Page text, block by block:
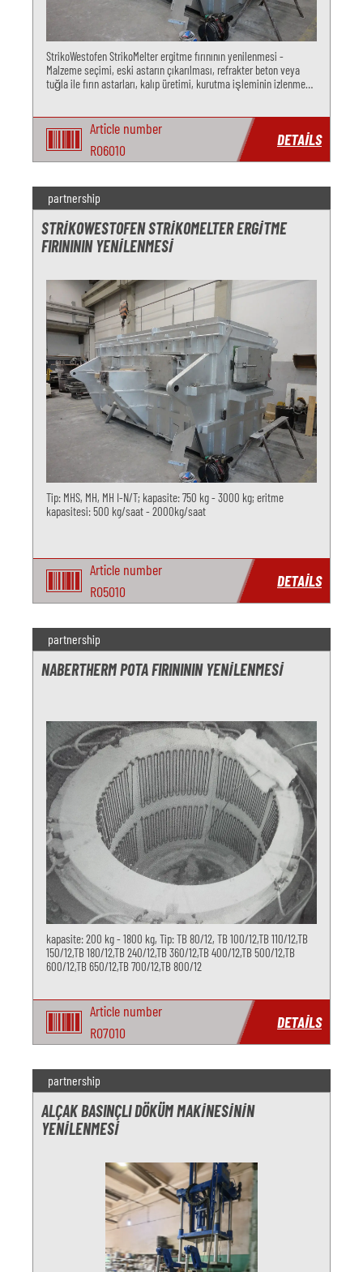
StrikoWestofen StrikoMelter ergitme fırınının yenilenmesi -
Malzeme seçimi, eski astarın çıkarılması, refrakter beton veya
tuğla ile fırın astarları, kalıp üretimi, kurutma işleminin izlenmesi,
Article number
RO6010
DETAILS
partnership
STRIKOWESTOFEN STRIKOMELTER ERGITME
FIRINININ YENILENMESI
Tip: MHS, MH, MH I-N/T; kapasite: 750 kg - 3000 kg; eritme
kapasitesi: 500 kg/saat - 2000kg/saat
Article number
RO5010
DETAILS
partnership
NABERTHERM POTA FIRINININ YENILENMESI
kapasite: 200 kg - 1800 kg, Tip: TB 80/12, TB 100/12,TB 110/12,TB
150/12,TB 180/12,TB 240/12,TB 360/12,TB 400/12,TB 500/12,TB
600/12,TB 650/12,TB 700/12,TB 800/12
Article number
RO7010
DETAILS
partnership
ALÇAK BASINÇLI DÖKÜM MAKINESININ
YENILENMESI